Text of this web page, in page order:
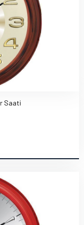
Saati